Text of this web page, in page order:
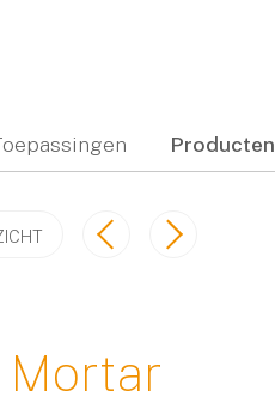
Producten
Mortar